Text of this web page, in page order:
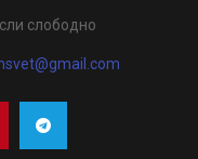
слободно